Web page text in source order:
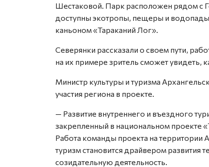
Шестаковой. Парк расположен рядом с
доступны экотропы, пещеры и
каньоном «Тараканий Лог».
Северянки рассказали о своем пути,
на их примере зритель сможет увидеть,
Министр культуры и туризма
участия региона в проекте.
— Развитие внутреннего и въездного
закрепленный в национальном проекте
Работа команды проекта на территории
туризм становится драйвером развития
созидательную деятельность.